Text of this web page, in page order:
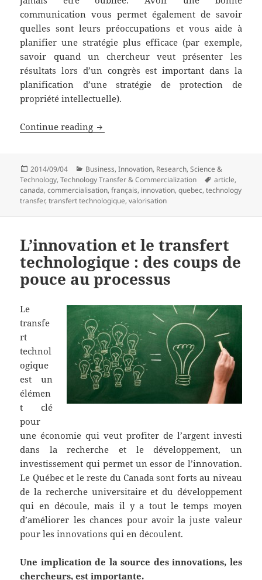
communication vous permet également de savoir
quelles sont leurs préoccupations et vous aide à
planifier une stratégie plus efficace (par exemple,
savoir quand un chercheur veut présenter les
résultats lors d’un congrès est important dans la
planification d’une stratégie de protection de
propriété intellectuelle).
Continue reading L’innovation et le transfert
Posted
on
2014/09/04 Categories
Business,Innovation, Research,Science &
Technology,Technology Transfer & Commercialization Tags
article,
canada,commercialisation,français, innovation,quebec,technology
transfer,transfert technologique,valorisation
L’innovation et le transfert
technologique : des coups de
pouce au processus
Le
transfe
rt
technol
ogique
est un
élémen
t clé
pour
une économie qui veut profiter de l’argent investi
dans la recherche et le développement, un
investissement qui permet un essor de l’innovation.
Le Québec et le reste du Canada sont forts au niveau
de la recherche universitaire et du développement
qui en découle, mais il y a tout le temps moyen
d’améliorer les chances pour avoir la juste valeur
pour les innovations qui en découlent.
Une implication de la source des innovations, les
chercheurs, est importante.